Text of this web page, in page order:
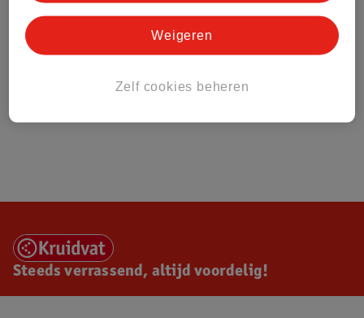
Steeds verrassend, altijd voordelig!
Zelf cookies beheren
Weigeren